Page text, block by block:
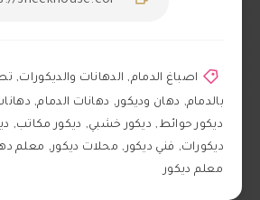
اصباغ الدمام, الدهانات والديكورات,
بالدمام, دهان وديكور, دهانات الدمام,
ديكور حوائط , ديكور خشبي, ديكور مكاتب,
ديكورات, فني ديكور , محلات ديكور, معلم
معلم ديكور